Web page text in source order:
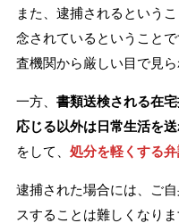
また、逮捕されるという
念されているということ
査機関から厳しい目で見
一方、 書類送検される在
応じる以外は日常生活を
をして、 処分を軽くする
逮捕された場合には、ご
スすることは難しくなりま